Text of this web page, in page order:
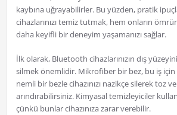
kaybına uğrayabilirler. Bu yüzden, pratik
cihazlarınızı temiz tutmak, hem onların
daha keyifli bir deneyim yaşamanızı sağlar.
İlk olarak, Bluetooth cihazlarınızın dış
silmek önemlidir. Mikrofiber bir bez, bu iş
nemli bir bezle cihazınızı nazikçe silerek toz
arındırabilirsiniz. Kimyasal temizleyiciler
çünkü bunlar cihazınıza zarar verebilir.